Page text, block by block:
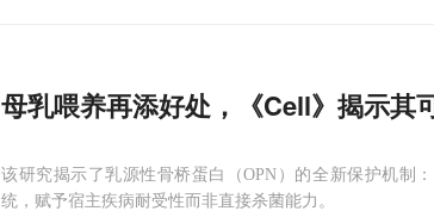
母乳喂养再添好处，《Cell》揭示其
该研究揭示了乳源性骨桥蛋白（OPN）的全新保护机制
统，赋予宿主疾病耐受性而非直接杀菌能力。